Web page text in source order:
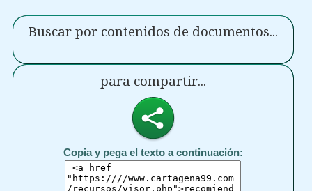
Buscar por contenidos de documentos...
para compartir...
Copia y pega el texto a continuación: